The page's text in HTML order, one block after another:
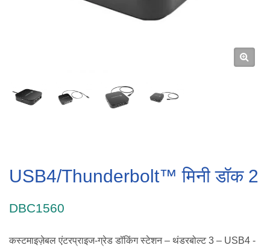
USB4/Thunderbolt™ मिनी डॉक 2
DBC1560
कस्टमाइज़ेबल एंटरप्राइज-ग्रेड डॉकिंग स्टेशन – थंडरबोल्ट 3 – USB4 -